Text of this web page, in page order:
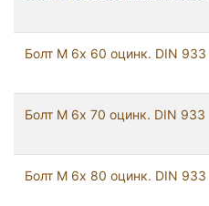
Болт М 6х 60 оцинк. DIN 933
Болт М 6х 70 оцинк. DIN 933
Болт М 6х 80 оцинк. DIN 933